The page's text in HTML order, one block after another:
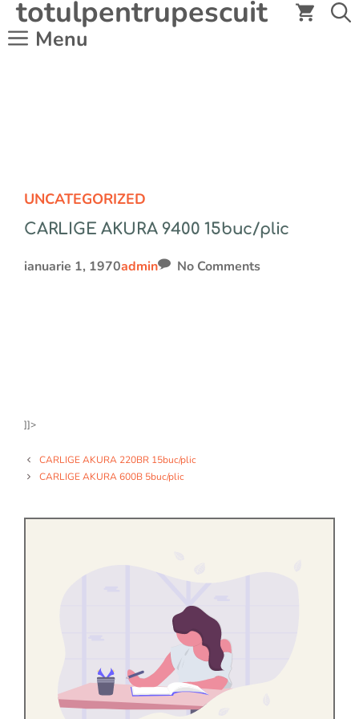
conținut
totulpentrupescuit
Menu
UNCATEGORIZED
CARLIGE AKURA 9400 15buc/plic
ianuarie 1, 1970admin No Comments
]]>
CARLIGE AKURA 220BR 15buc/plic
CARLIGE AKURA 600B 5buc/plic